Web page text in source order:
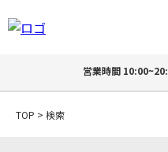
営業時間
TOP > 検索